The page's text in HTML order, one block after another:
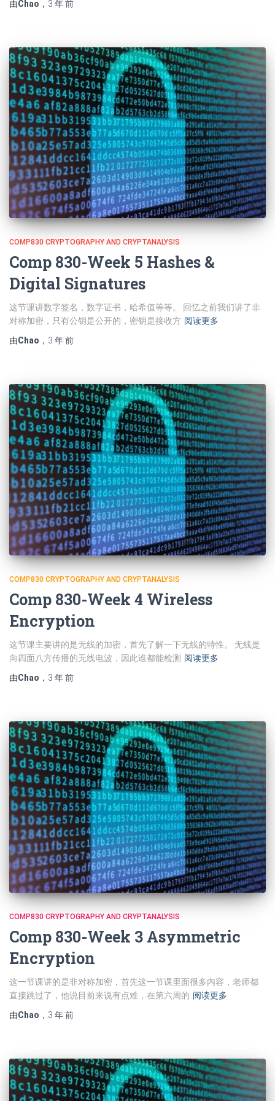
由Chao ， 3 年前
COMP830 CRYPTOGRAPHY AND CRYPTANALYSIS
Comp 830-Week 5 Hashes &
Digital Signatures
这节课讲数字签名，数字证书，哈希值等等。 回忆之前我们讲了非
对称加密，只有公钥是公开的，密钥是接收方 阅读更多
由Chao ， 3 年前
COMP830 CRYPTOGRAPHY AND CRYPTANALYSIS
Comp 830-Week 4 Wireless
Encryption
这节课主要讲的是无线的加密，首先了解一下无线的特性。 无线是
向四面八方传播的无线电波，因此谁都能检测 阅读更多
由Chao ， 3 年前
COMP830 CRYPTOGRAPHY AND CRYPTANALYSIS
Comp 830-Week 3 Asymmetric
Encryption
这一节课讲的是非对称加密，首先这一节课里面很多内容，老师都
直接跳过了，他说目前来说有点难，在第六周的 阅读更多
由Chao ， 3 年前